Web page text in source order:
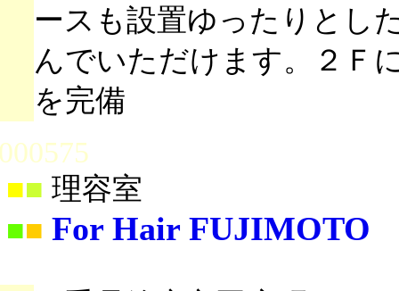
ースも設置ゆったりとし
んでいただけます。２Ｆ
を完備
■ 理容室
■■ For Hair FUJIMOTO